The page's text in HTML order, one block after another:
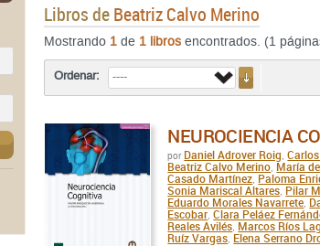
Libros deBeatriz Calvo Merino
Mostrando 1 de 1 libros encontrados. (1
Ordenar:
NEUROCIENCIA
por Daniel Adrover Roig ,
Beatriz Calvo Merino María
Casado Martínez Paloma
Sonia Mariscal Altares Pilar
Eduardo Morales Navarrete
Escobar ,Clara Peláez
Reales Avilés Marcos Ríos
Ruíz Vargas Elena Serrano